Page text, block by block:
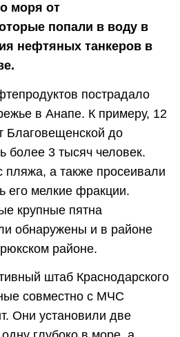
моря от
попали в воду в
нефтяных танкеров в
пострадало
в Анапе. К примеру, 12
Благовещенской до
более 3 тысяч человек.
пляжа, а также просеивали
его мелкие фракции.
крупные пятна
обнаружены и в районе
районе.
штаб Краснодарского
совместно с МЧС
Они установили две